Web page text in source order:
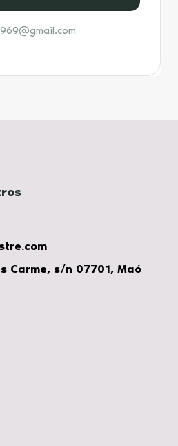
Carme, s/n 07701, Maó